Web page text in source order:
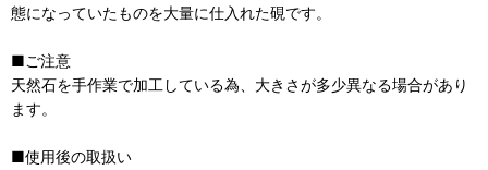
態になっていたものを大量に仕入れた硯です。
■ご注意
天然石を手作業で加工している為、大きさが多少異なる場合があり
ます。
■使用後の取扱い